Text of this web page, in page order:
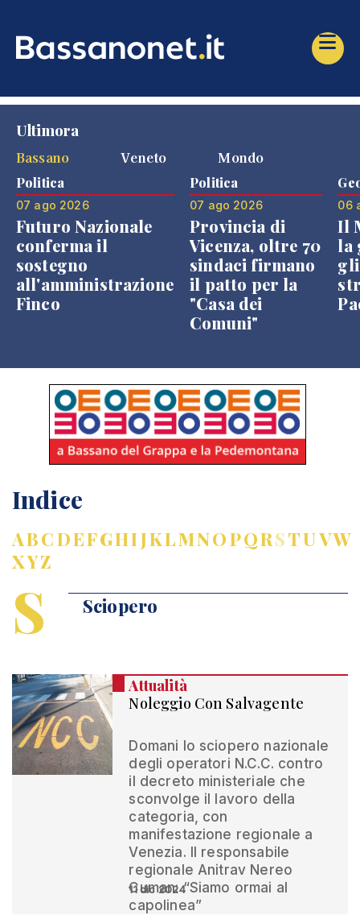
Ultimora
Bassano
Veneto Mondo
Politica
07 ago 2026
Futuro Nazionale
conferma il
sostegno
all'amministrazione
Finco
Politica
07 ago 2026
Provincia di
Vicenza, oltre 70
sindaci firmano
il patto per la
"Casa dei
Comuni"
06
Il
la
Indice
ABCDEFGHIJKLMNOPQRSTUVW
XYZ
S Sciopero
Attualità
Noleggio Con Salvagente
Domani lo sciopero nazionale
degli operatori N.C.C. contro
il decreto ministeriale che
sconvolge il lavoro della
categoria, con
manifestazione regionale a
Venezia. Il responsabile
regionale Anitrav Nereo
Cuman: “Siamo ormai al
capolinea”
11 dic 2024